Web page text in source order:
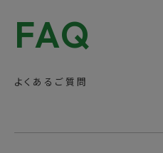
FAQ
よくあるご質問